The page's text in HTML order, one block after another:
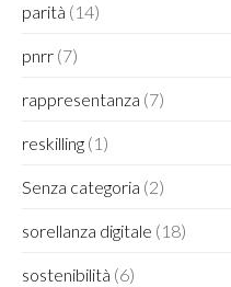
parità (14)
pnrr (7)
rappresentanza (7)
reskilling (1)
Senza categoria (2)
sorellanza digitale (18)
sostenibilità (6)